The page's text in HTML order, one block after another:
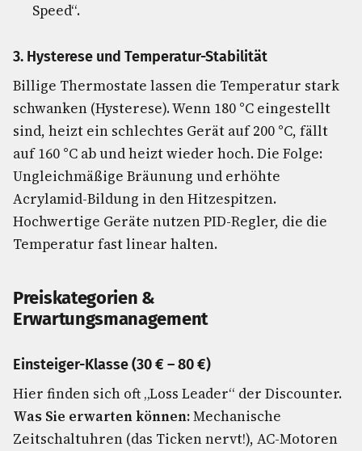
Speed“.
3. Hysterese und Temperatur-Stabilität
Billige Thermostate lassen die Temperatur stark
schwanken (Hysterese). Wenn 180 °C eingestellt
sind, heizt ein schlechtes Gerät auf 200 °C, fällt
auf 160 °C ab und heizt wieder hoch. Die Folge:
Ungleichmäßige Bräunung und erhöhte
Acrylamid-Bildung in den Hitzespitzen.
Hochwertige Geräte nutzen PID-Regler, die die
Temperatur fast linear halten.
Preiskategorien &
Erwartungsmanagement
Einsteiger-Klasse (30 € – 80 €)
Hier finden sich oft „Loss Leader“ der Discounter.
Was Sie erwarten können:Mechanische
Zeitschaltuhren (das Ticken nervt!), AC-Motoren